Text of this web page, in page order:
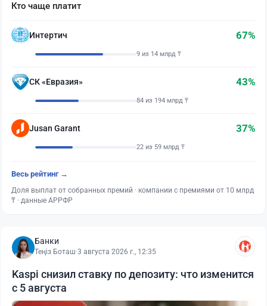
Кто чаще платит
Интертич 67%
9 из 14 млрд ₸
СК «Евразия» 43%
84 из 194 млрд ₸
Jusan Garant 37%
22 из 59 млрд ₸
Весь рейтинг →
Доля выплат от собранных премий · компании с премиями от 10 млрд
₸ · данные АРРФР
Банки
Теңіз Боташ·3 августа 2026 г., 12:35
Kaspi снизил ставку по депозиту: что изменится
с 5 августа